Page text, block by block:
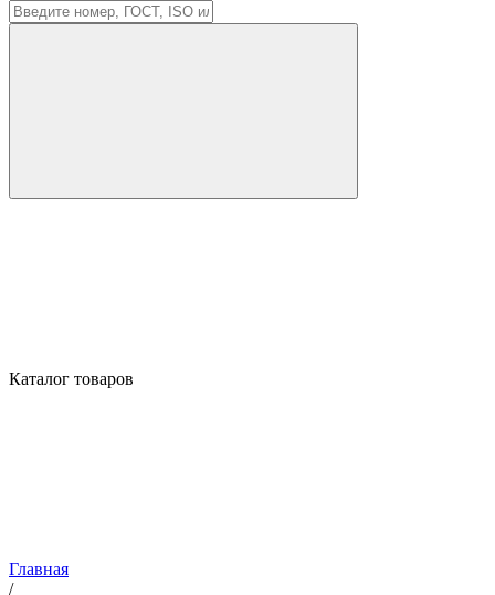
Каталог товаров
Главная
/